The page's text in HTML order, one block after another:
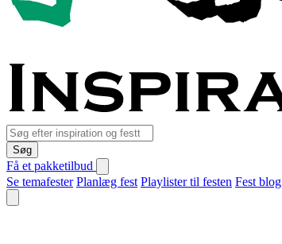
Søg
Få et pakketilbud
Se temafester Planlæg fest Playlister til festen Fest blog